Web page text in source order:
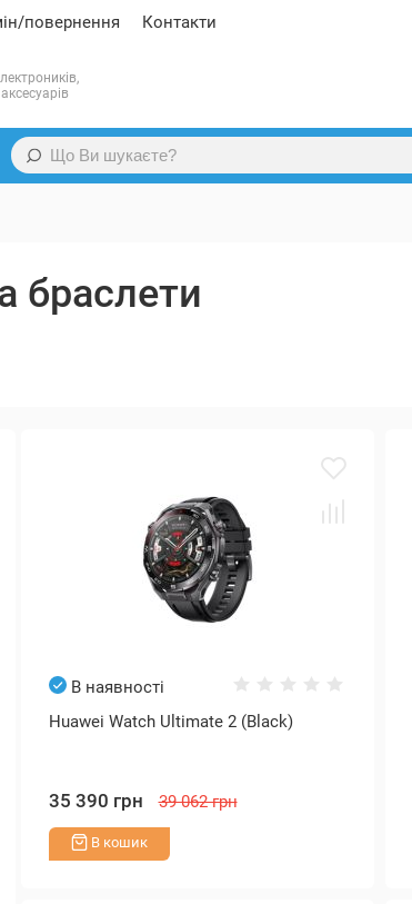
повернення Контакти
браслети
В наявності
Huawei Watch Ultimate 2 (Black)
35 390 грн 39 062 грн
В кошик